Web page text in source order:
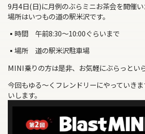
9月4日(日)に月例のぶらミニお茶会を開催い
場所はいつもの道の駅米沢です。
▪︎時間 午前8:30～10:00ぐらいまで
▪︎場所 道の駅米沢駐車場
MINI乗りの方は是非、お気軽にぶらっとい
今回もゆる～くフレンドリーにやっていき
いします。